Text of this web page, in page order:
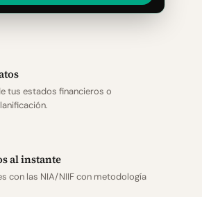
tus estados financieros o
al instante
con las NIA/NIIF con metodología